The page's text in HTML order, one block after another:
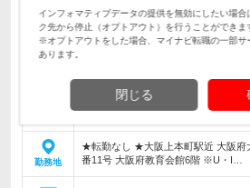
仕事内容
大阪府の公立学校に勤務する教職員
支える仕事における社内システムの
【経験者募集】VB.NET・SQL
ちの方。社内システムの設計から運
を歓迎します★
勤務地
★転勤なし ★大阪上本町駅近 大阪府
番11号 大阪府教育会館6階 ※U・I…
インフォマティブデータの提供を無効にしたい場
ク先から停止（オプトアウト）を行うことができま
※オプトアウトをした場合、マイナビ転職の一部サ
あります。
閉じる